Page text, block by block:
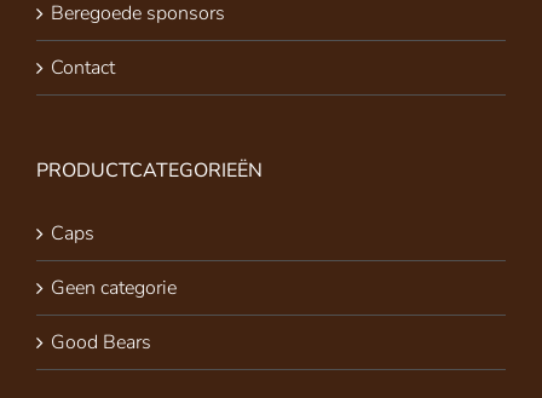
Beregoede sponsors
Contact
PRODUCTCATEGORIEËN
Caps
Geen categorie
Good Bears